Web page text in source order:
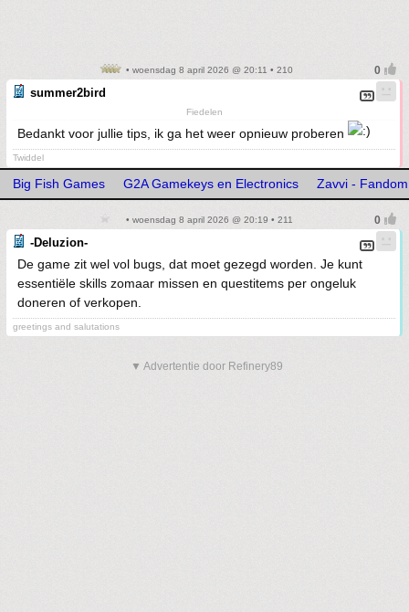
• woensdag 8 april 2026 @ 20:11 • 210
summer2bird
Fiedelen
Bedankt voor jullie tips, ik ga het weer opnieuw proberen
Twiddel
Big Fish Games G2A Gamekeys en Electronics Zavvi -
• woensdag 8 april 2026 @ 20:19 • 211
-Deluzion-
De game zit wel vol bugs, dat moet gezegd worden. Je kunt
essentiële skills zomaar missen en questitems per ongeluk
doneren of verkopen.
greetings and salutations
▼ Advertentie door Refinery89